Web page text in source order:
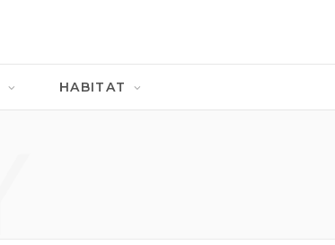
HABITAT